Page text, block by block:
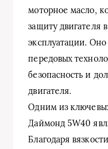
моторное масло,
защиту двигателя
эксплуатации. Оно
передовых
безопасность и
двигателя.
Одним из
Даймонд 5W40
Благодаря